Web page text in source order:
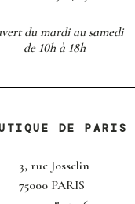
du mardi au samedi
de 10h à 18h
DE PARIS
3, rue Josselin
75000 PARIS